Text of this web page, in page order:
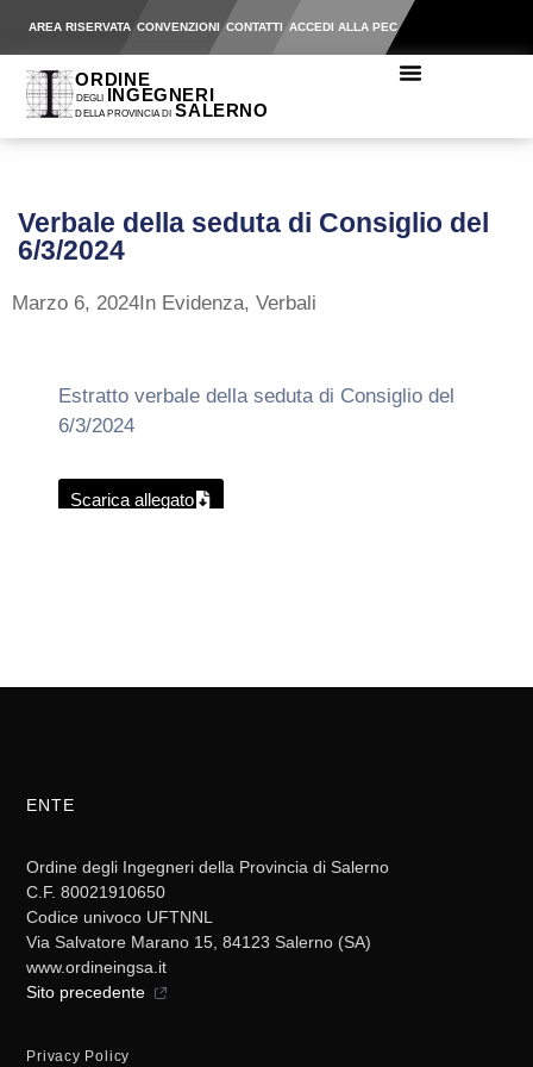
AREA RISERVATA CONVENZIONI CONTATTI ACCEDI ALLA PEC
Verbale della seduta di Consiglio del
6/3/2024
Marzo 6, 2024In Evidenza, Verbali
Estratto verbale della seduta di Consiglio del
6/3/2024
Scarica allegato
ENTE
Ordine degli Ingegneri della Provincia di Salerno
C.F. 80021910650
Codice univoco UFTNNL
Via Salvatore Marano 15, 84123 Salerno (SA)
www.ordineingsa.it
Sito precedente
Privacy Policy